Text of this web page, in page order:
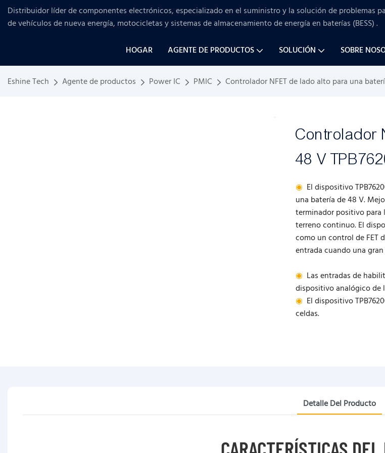
Distribuidor líder de componentes electrónicos, especializado en el suministro y la solución de problemas
de vehículos de nueva energía, motocicletas y sistemas de almacenamiento de energía en baterías (BESS).
HOGAR AGENTE DE PRODUCTOS SOLUCIÓN SOBRE
Eshine Tech Agente de productos Power IC PMIC Controlador NFET de lado alto para una
Controlador
48 V
◉ El dispositivo
una batería de 48 V.
terminador positivo para
terreno continuo. El
como un control de FET
entrada cuando una
◉ Las entradas de
dispositivo analógico de
◉ El dispositivo
celdas.
Detalle Del Producto